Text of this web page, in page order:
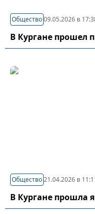
Общество09.05.2026 в
В Кургане прошел
Общество21.04.2026 в
В Кургане прошла